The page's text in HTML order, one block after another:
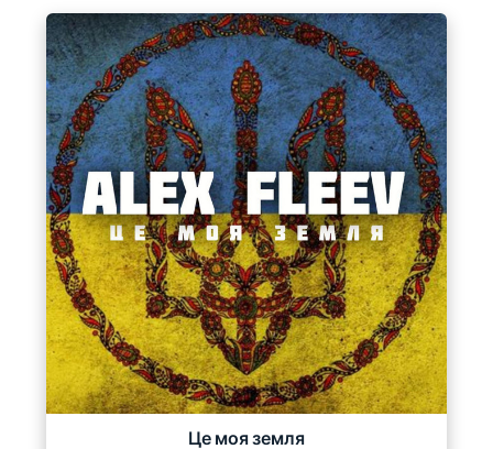
Це моя земля